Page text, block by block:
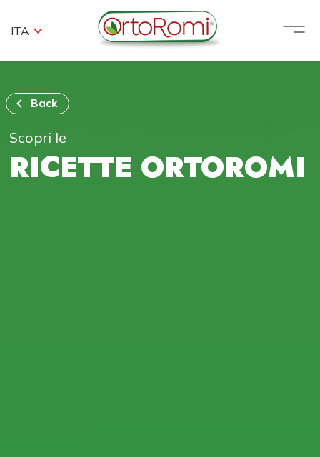
ITA
Back
Scopri le
RICETTE ORTOROMI